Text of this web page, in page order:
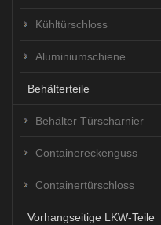
Kühltürschloss
Aluminiumschiene
Behälterteile
Behälter Türscharnier
Containereckenguss
Containertürschloss
Vorhangseitige LKW-Teile